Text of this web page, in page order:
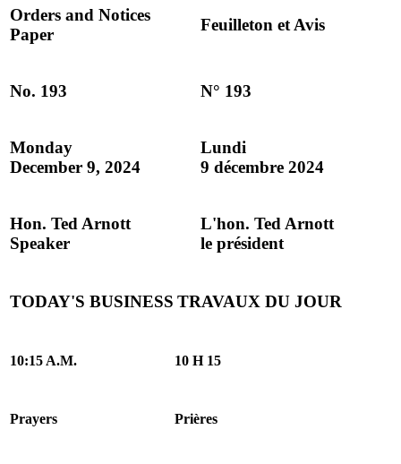
Orders and Notices
Paper
Feuilleton et Avis
No. 193 N° 193
Monday
December 9, 2024
Lundi
9 décembre 2024
Hon. Ted Arnott
Speaker
L'hon. Ted Arnott
le président
TODAY'S BUSINESS TRAVAUX DU JOUR
10:15 A.M. 10 H 15
Prayers Prières